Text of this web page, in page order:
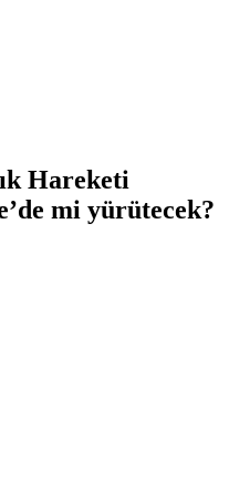
Hareketi
mi yürütecek?